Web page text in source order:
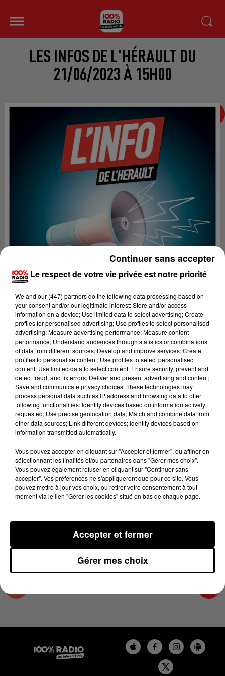
LES INFOS DE L'HÉRAULT DU
21/06/2023 À 15H00
Lecture (2 min 21 sec)
100%
100% radio les infos de l'Hérault
21 juin 2023 - 2 min 21 sec
LES INFOS DE L'HÉRAULT DU 21/06/2023 À
15H00
Podcasts infos de l'Hérault
Le respect de votre vie privée est notre priorité
We and our (447) partnersdo the following data processing based on
your consent and/or our legitimate interest: Store and/or access
information on a device; Use limited data to select advertising; Create
profiles for personalised advertising; Use profiles to select personalised
advertising; Measure advertising performance; Measure content
performance; Understand audiences through statistics or combinations
of data from different sources; Develop and improve services; Create
profiles to personalise content; Use profiles to select personalised
content; Use limited data to select content; Ensure security, prevent and
detect fraud, and fix errors; Deliver and present advertising and content;
Save and communicate privacy choices. These technologies may
process personal data such as IP address and browsing data to offer
following functionalities: Identify devices based on information actively
requested; Use precise geolocation data; Match and combine data from
other data sources; Link different devices; Identify devices based on
information transmitted automatically.
Vous pouvez accepter en cliquant sur "Accepter et fermer", ou affiner en
sélectionnant les finalités et/ou partenaires dans "Gérer mes choix".
Vous pouvez également refuser en cliquant sur "Continuer sans
accepter". Vos préférences ne s'appliqueront que pour ce site. Vous
pouvez mettre à jour vos choix, ou retirer votre consentement à tout
moment via le lien "Gérer les cookies" situé en bas de chaque page.
Gérer mes choix
Accepter et fermer
Continuer sans accepter